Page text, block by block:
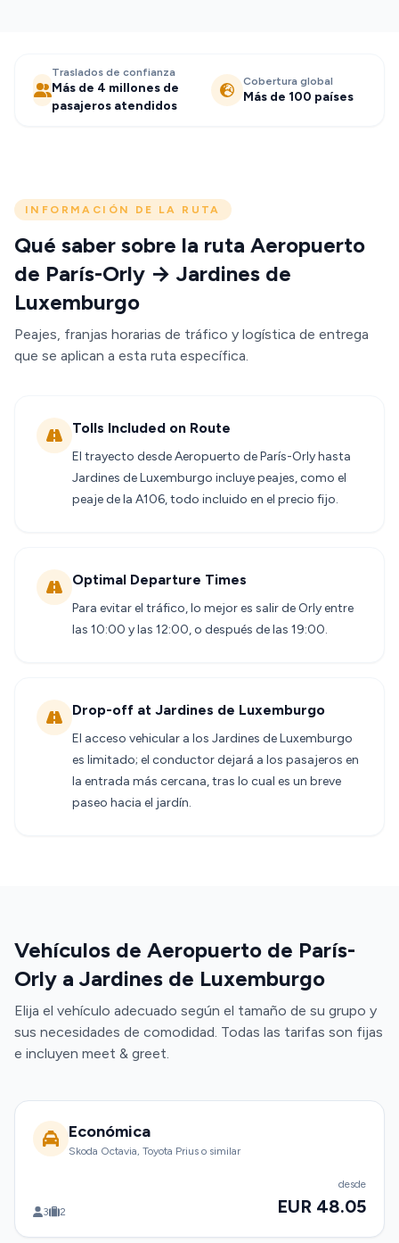
Traslados de confianza
Más de 4 millones de
pasajeros atendidos
Cobertura global
Más de 100 países
INFORMACIÓN DE LA RUTA
Qué saber sobre la ruta Aeropuerto
de París-Orly → Jardines de
Luxemburgo
Peajes, franjas horarias de tráfico y logística de entrega
que se aplican a esta ruta específica.
Tolls Included on Route
El trayecto desde Aeropuerto de París-Orly hasta
Jardines de Luxemburgo incluye peajes, como el
peaje de la A106, todo incluido en el precio fijo.
Optimal Departure Times
Para evitar el tráfico, lo mejor es salir de Orly entre
las 10:00 y las 12:00, o después de las 19:00.
Drop-off at Jardines de Luxemburgo
El acceso vehicular a los Jardines de Luxemburgo
es limitado; el conductor dejará a los pasajeros en
la entrada más cercana, tras lo cual es un breve
paseo hacia el jardín.
Vehículos de Aeropuerto de París-
Orly a Jardines de Luxemburgo
Elija el vehículo adecuado según el tamaño de su grupo y
sus necesidades de comodidad. Todas las tarifas son fijas
e incluyen meet & greet.
Económica
Skoda Octavia, Toyota Prius o similar
3 2
desde
EUR 48.05